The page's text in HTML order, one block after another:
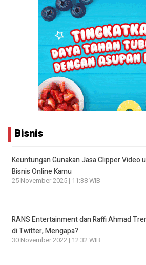
Bisnis
Keuntungan Gunakan Jasa Clipper Video
Bisnis Online Kamu
25 November 2025 | 11:38 WIB
RANS Entertainment dan Raffi Ahmad
di Twitter, Mengapa?
30 November 2022 | 12:32 WIB